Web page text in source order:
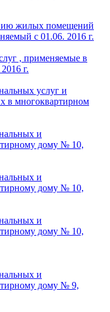
жилых помещений
с 01.06. 2016 г.
, применяемые в
г.
услуг и
в многоквартирном
и
дому № 10,
и
дому № 10,
и
дому № 10,
и
дому № 9,